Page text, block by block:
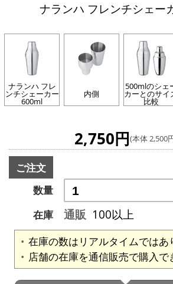
ナランハ フレンチシェー
ナランハ フレ
ンチシェーカー
600ml
内側
500mlのシェ
カーとのサイ
比較
2,750円(本体 2,500
ご注文
数量
在庫
通販 100以上
在庫の数はリアルタイムではあ
店舗の在庫を通信販売で購入で